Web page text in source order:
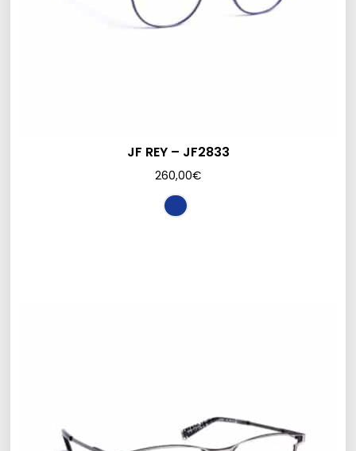
JF REY – JF2833
260,00€